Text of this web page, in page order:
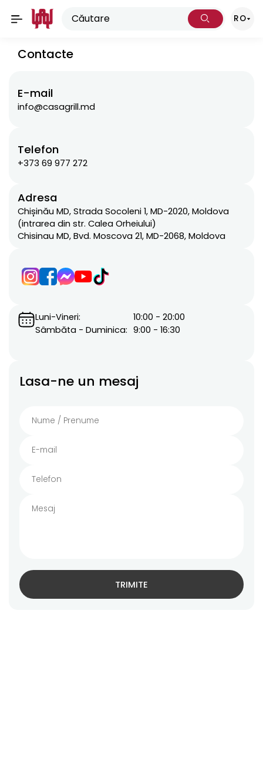
RO
Contacte
E-mail
info@casagrill.md
Telefon
+373 69 977 272
Adresa
Chișinău MD, Strada Socoleni 1, MD-2020, Moldova
(intrarea din str. Calea Orheiului)
Chisinau MD, Bvd. Moscova 21, MD-2068, Moldova
Luni-Vineri:
10:00 - 20:00
Sâmbăta - Duminica: 9:00 - 16:30
Lasa-ne un mesaj
TRIMITE